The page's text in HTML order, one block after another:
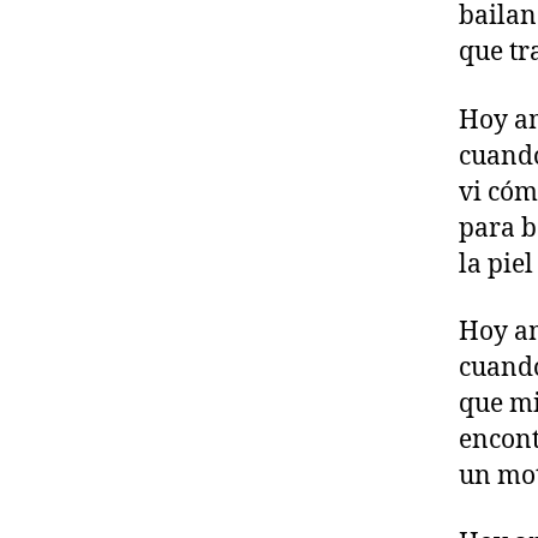
que
Hoy
vi
para
la piel
Hoy
que
un